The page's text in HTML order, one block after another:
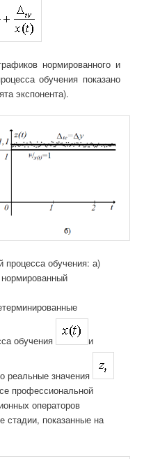
нормированного и
обучения показано
экспонента).
процесса обучения: а)
обучения и
реальные значения
профессиональной
операторов
стадии, показанные на